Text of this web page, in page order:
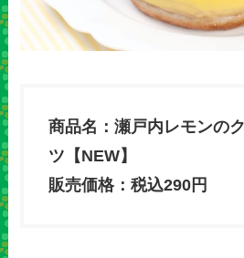
商品名：瀬戸内レモンの
ツ【NEW】
販売価格：税込290円